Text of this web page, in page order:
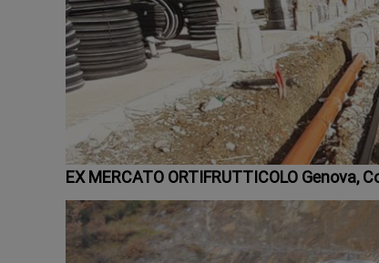
EX MERCATO ORTIFRUTTICOLO Genova,